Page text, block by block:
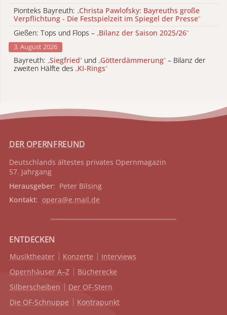
Pionteks Bayreuth: „Christa Pawlofsky: Bayreuths große
Verpflichtung - Die Festspielzeit im Spiegel der Presse“
Gießen: Tops und Flops – „Bilanz der Saison 2025/26“
3. August 2026
Bayreuth: „Siegfried“ und „Götterdämmerung“ – Bilanz der
zweiten Hälfte des „KI-Rings“
DER OPERNFREUND
Deutschlands ältestes privates Opernmagazin
57. Jahrgang
Herausgeber: Peter Bilsing
Kontakt: opera@e.mail.de
ENTDECKEN
Musiktheater Konzerte
Interviews
Opernhäuser A–Z
Bücherecke
Silberscheiben
Der OF-Stern
Die OF-Schnuppe
Kontrapunkt